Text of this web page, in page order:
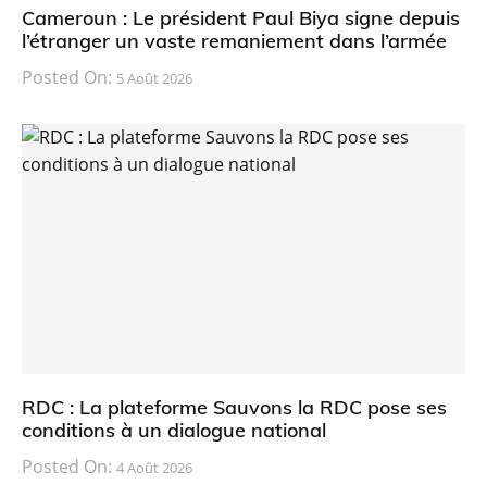
Cameroun : Le président Paul Biya signe depuis
l’étranger un vaste remaniement dans l’armée
Posted On: 5 Août 2026
RDC : La plateforme Sauvons la RDC pose ses
conditions à un dialogue national
Posted On: 4 Août 2026